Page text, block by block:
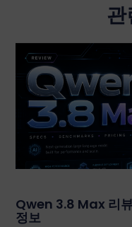
Qwen 3.8 Max 리
정보